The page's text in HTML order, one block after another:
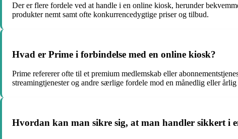
Der er flere fordele ved at handle i en online kiosk, herunder
produkter nemt samt ofte konkurrencedygtige priser og tilbud.
Hvad er Prime i forbindelse med en online kiosk?
Prime refererer ofte til et premium medlemskab eller
streamingtjenester og andre særlige fordele mod en månedlig eller
Hvordan kan man sikre sig, at man handler sikkert i